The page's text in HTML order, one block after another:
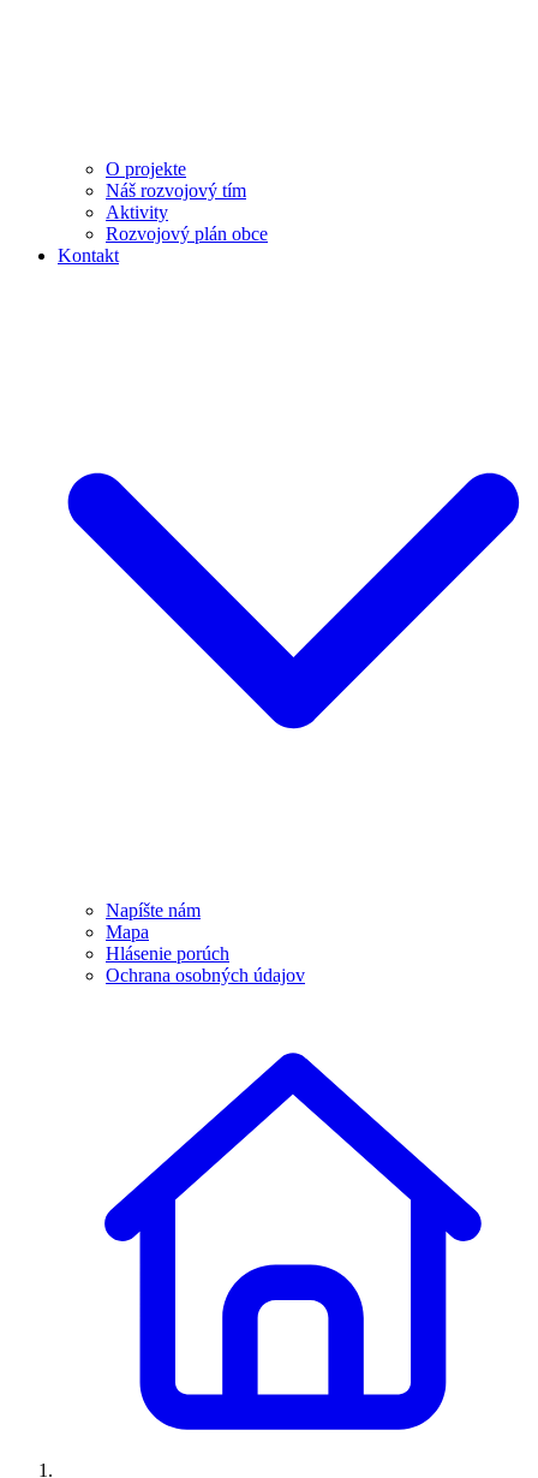
O projekte
Náš rozvojový tím
Aktivity
Rozvojový plán obce
Kontakt
Napíšte nám
Mapa
Hlásenie porúch
Ochrana osobných údajov